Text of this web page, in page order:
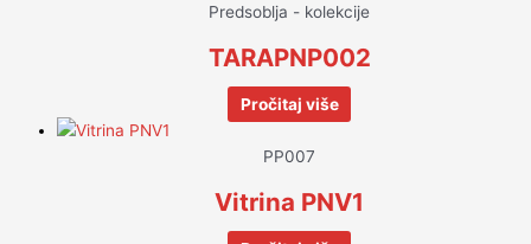
Predsoblja - kolekcije
TARAPNP002
Pročitaj više
PP007
Vitrina PNV1